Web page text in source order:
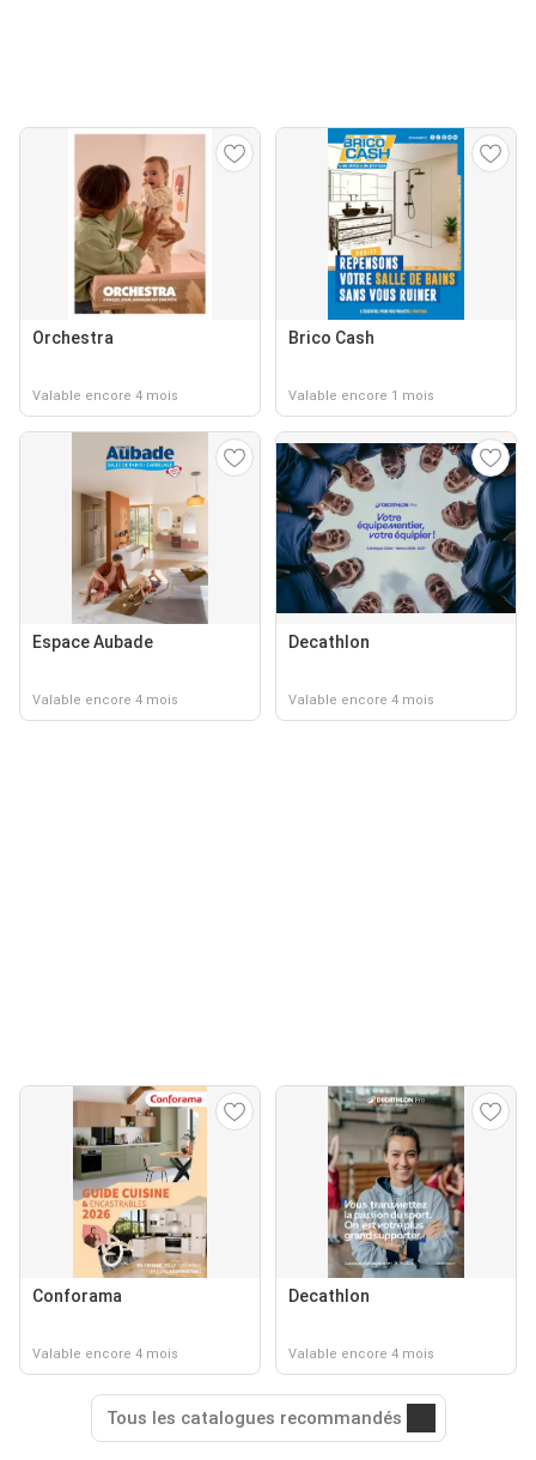
Orchestra
Valable encore 4 mois
Brico Cash
Valable encore 1 mois
Espace Aubade
Valable encore 4 mois
Decathlon
Valable encore 4 mois
Conforama
Valable encore 4 mois
Decathlon
Valable encore 4 mois
Tous les catalogues recommandés